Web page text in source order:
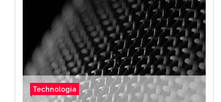
Technologia